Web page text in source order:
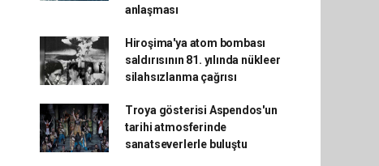
anlaşması
Hiroşima'ya atom bombası
saldırısının 81. yılında nükleer
silahsızlanma çağrısı
Troya gösterisi Aspendos'un
tarihi atmosferinde
sanatseverlerle buluştu